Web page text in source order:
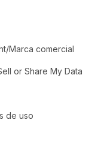
Marca comercial
or Share My Data
de uso